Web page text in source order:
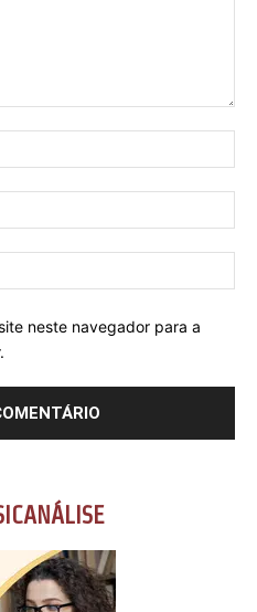
neste navegador para a